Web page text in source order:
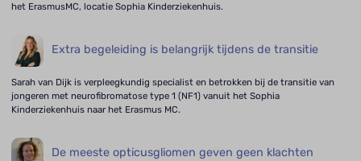
het ErasmusMC, locatie Sophia Kinderziekenhuis.
Extra begeleiding is belangrijk tijdens de transitie
Sarah van Dijk is verpleegkundig specialist en betrokken bij de transitie van
jongeren met neurofibromatose type 1 (NF1) vanuit het Sophia
Kinderziekenhuis naar het Erasmus MC.
De meeste opticusgliomen geven geen klachten